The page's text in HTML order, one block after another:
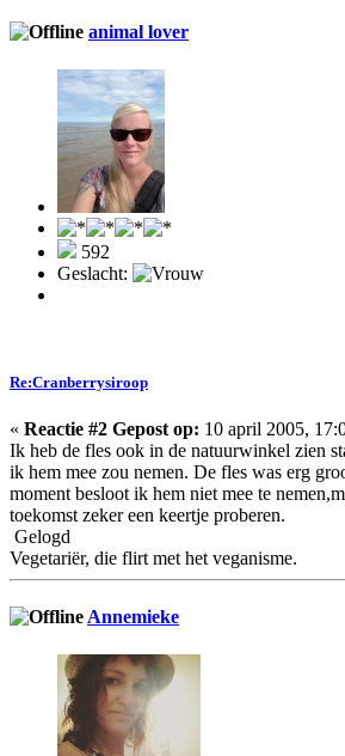
animal lover
592
Geslacht:
Re:Cranberrysiroop
« Reactie #2 Gepost op: 10 april 2005,
Ik heb de fles ook in de natuurwinkel zien
ik hem mee zou nemen. De fles was erg
moment besloot ik hem niet mee te
toekomst zeker een keertje proberen.
Gelogd
Vegetariër, die flirt met het veganisme.
Annemieke